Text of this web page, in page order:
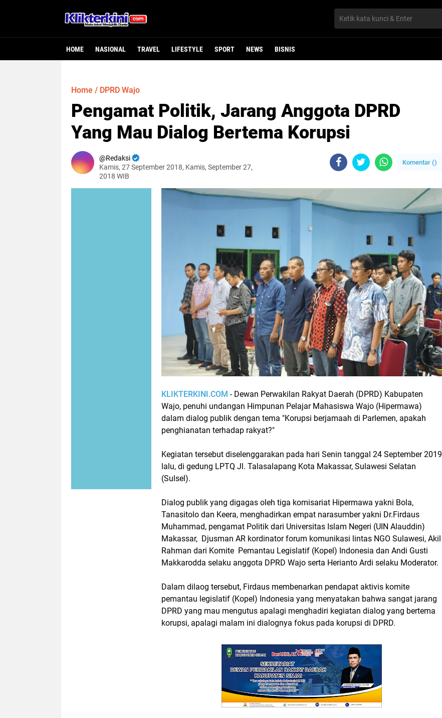
HOME NASIONAL TRAVEL LIFESTYLE SPORT NEWS BISNIS
Home / DPRD Wajo
Pengamat Politik, Jarang Anggota DPRD
Yang Mau Dialog Bertema Korupsi
Redaksi
Kamis, 27 September 2018, Kamis, September 27,
2018 WIB
Komentar ()
KLIKTERKINI.COM - Dewan Perwakilan Rakyat Daerah (DPRD) Kabupaten
Wajo, penuhi undangan Himpunan Pelajar Mahasiswa Wajo (Hipermawa)
dalam dialog publik dengan tema "Korupsi berjamaah di Parlemen, apakah
penghianatan terhadap rakyat?"
Kegiatan tersebut diselenggarakan pada hari Senin tanggal 24 September 2019
lalu, di gedung LPTQ Jl. Talasalapang Kota Makassar, Sulawesi Selatan
(Sulsel).
Dialog publik yang digagas oleh tiga komisariat Hipermawa yakni Bola,
Tanasitolo dan Keera, menghadirkan empat narasumber yakni Dr.Firdaus
Muhammad, pengamat Politik dari Universitas Islam Negeri (UIN Alauddin)
Makassar, Djusman AR kordinator forum komunikasi lintas NGO Sulawesi, Akil
Rahman dari Komite Pemantau Legislatif (Kopel) Indonesia dan Andi Gusti
Makkarodda selaku anggota DPRD Wajo serta Herianto Ardi selaku Moderator.
Dalam dilaog tersebut, Firdaus membenarkan pendapat aktivis komite
pemantau legislatif (Kopel) Indonesia yang menyatakan bahwa sangat jarang
DPRD yang mau mengutus apalagi menghadiri kegiatan dialog yang bertema
korupsi, apalagi malam ini dialognya fokus pada korupsi di DPRD.